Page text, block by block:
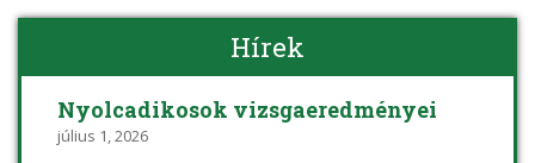
Hírek
Nyolcadikosok vizsgaeredményei
július 1, 2026